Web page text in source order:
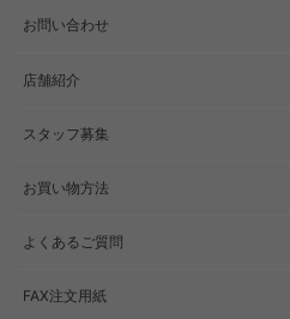
お問い合わせ
店舗紹介
スタッフ募集
お買い物方法
よくあるご質問
FAX注文用紙